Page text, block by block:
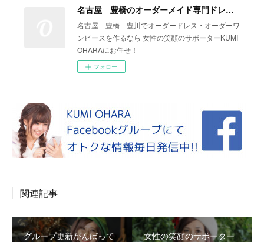
名古屋 豊橋のオーダーメイド専門ドレスデザイナー KUMI OHARA
名古屋 豊橋 豊川でオーダードレス・オーダーワ
ンピースを作るなら 女性の笑顔のサポーターKUMI
OHARAにお任せ！
フォロー
関連記事
グループ更新がんばって
女性の笑顔のサポーター